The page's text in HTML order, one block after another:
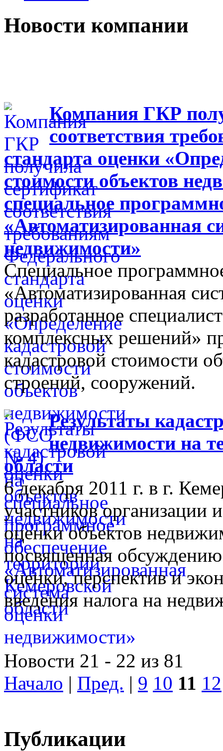
Новости компании
Компания ГКР
соответствия
стандарта оценки
стоимости объектов
специальное
«Автоматизированная
недвижимости»
Специальное
«Автоматизированная
разработанное
комплексных решений»
кадастровой стоимости
строений, сооружений.
Результаты
недвижимости на
области
6 декабря 2011 г. в г.
участников организации
оценки объектов
посвященная обсуждению
оценки, перспектив и
введения налога на
Новости 21 - 22 из 81
Начало | Пред. | 9 10 11 12
Публикации